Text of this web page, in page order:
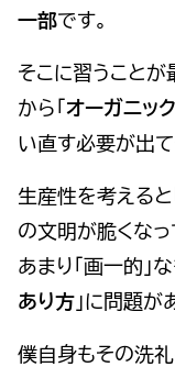
一部です。
そこに習うことが
から「 オーガニック
い直す必要が出て
生産性を考えると
の文明が脆くな
あまり「画一的」
あり方 」に問題が
僕自身もその洗礼